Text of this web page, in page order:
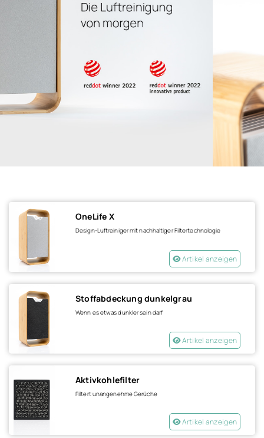
OneLife X
Design-Luftreiniger mit nachhaltiger Filtertechnologie
Artikel anzeigen
Stoffabdeckung dunkelgrau
Wenn es etwas dunkler sein darf
Artikel anzeigen
Aktivkohlefilter
Filtert unangenehme Gerüche
Artikel anzeigen